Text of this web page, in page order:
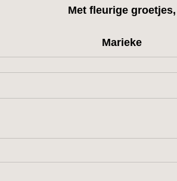
Met fleurige groetjes,
Marieke